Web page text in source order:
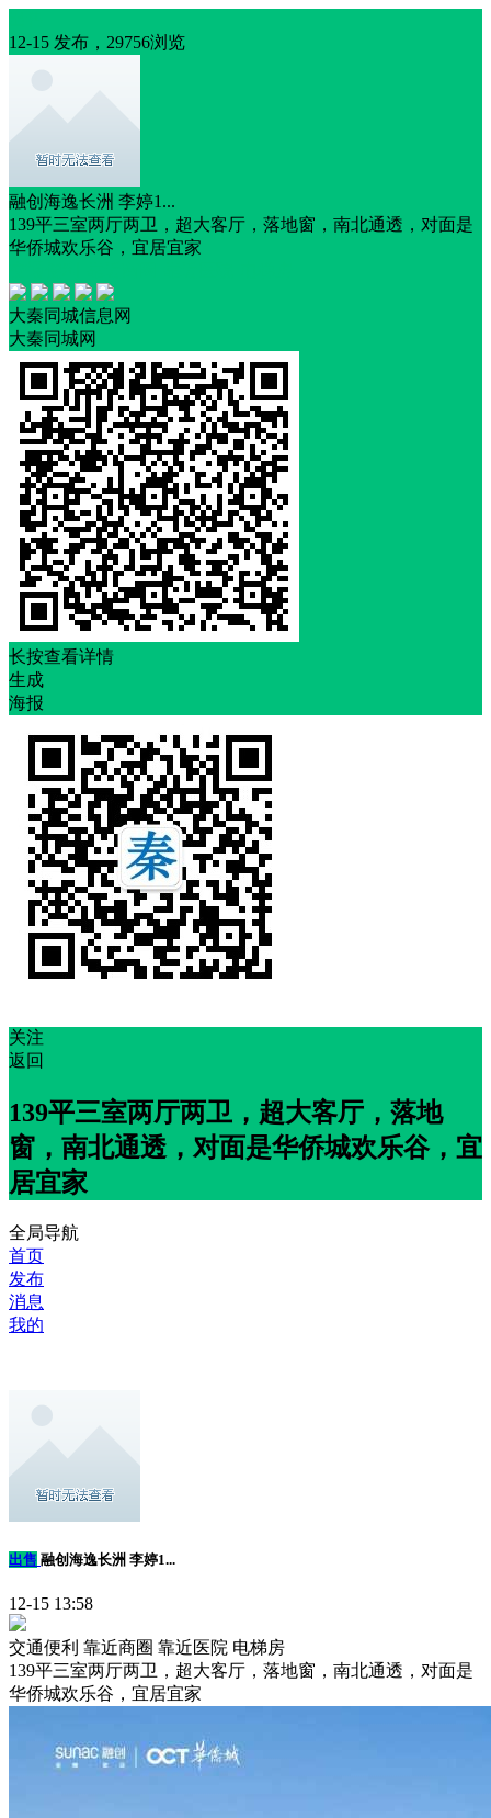
12-15 发布，29756浏览
融创海逸长洲 李婷1...
139平三室两厅两卫，超大客厅，落地窗，南北通透，对面是
华侨城欢乐谷，宜居宜家
大秦同城信息网
大秦同城网
长按查看详情
生成
海报
关注
返回
139平三室两厅两卫，超大客厅，落地
窗，南北通透，对面是华侨城欢乐谷，宜
居宜家
全局导航
首页
发布
消息
我的
出售 融创海逸长洲 李婷1...
12-15 13:58
交通便利 靠近商圈 靠近医院 电梯房
139平三室两厅两卫，超大客厅，落地窗，南北通透，对面是
华侨城欢乐谷，宜居宜家